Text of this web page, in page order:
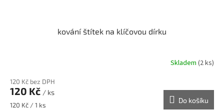
kování štítek na klíčovou dírku
Skladem (2 ks)
120 Kč bez DPH
120 Kč / ks
Měrná
120 Kč / 1 ks
Do košíku